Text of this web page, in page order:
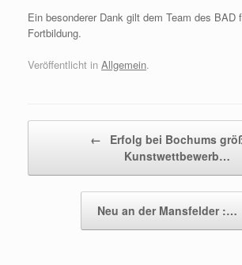
Ein besonderer Dank gilt dem Team des BAD
Fortbildung.
Veröffentlicht in Allgemein.
←
Erfolg bei Bochums
Kunstwettbewerb…
Neu an der Mansfelder :…